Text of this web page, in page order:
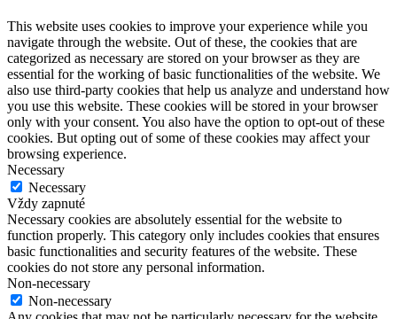
This website uses cookies to improve your experience while you
navigate through the website. Out of these, the cookies that are
categorized as necessary are stored on your browser as they are
essential for the working of basic functionalities of the website. We
also use third-party cookies that help us analyze and understand how
you use this website. These cookies will be stored in your browser
only with your consent. You also have the option to opt-out of these
cookies. But opting out of some of these cookies may affect your
browsing experience.
Necessary
Necessary
Vždy zapnuté
Necessary cookies are absolutely essential for the website to
function properly. This category only includes cookies that ensures
basic functionalities and security features of the website. These
cookies do not store any personal information.
Non-necessary
Non-necessary